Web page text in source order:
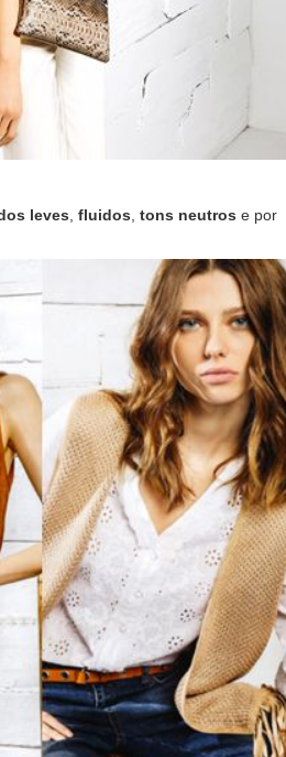
leves fluidos tons neutros e por